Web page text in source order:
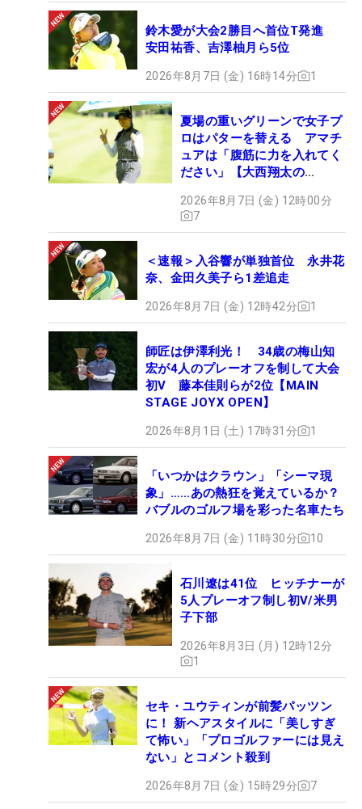
鈴木愛が大会2勝目へ首位T発進
安田祐香、吉澤柚月ら5位
2026年8月7日 (金) 16時14分 1
夏場の重いグリーンで女子プ
ロはパターを替える アマチ
ュアは「腹筋に力を入れてく
ださい」【大西翔太の
2026年8月7日 (金) 12時00分
7
＜速報＞入谷響が単独首位 永井花
奈、金田久美子ら1差追走
2026年8月7日 (金) 12時42分 1
師匠は伊澤利光！ 34歳の梅山知
宏が4人のプレーオフを制して大会
初V 藤本佳則らが2位【MAIN
STAGE JOYX OPEN】
2026年8月1日 (土) 17時31分 1
「いつかはクラウン」「シーマ現
象」……あの熱狂を覚えているか？
バブルのゴルフ場を彩った名車たち
2026年8月7日 (金) 11時30分 10
石川遼は41位 ヒッチナーが
5人プレーオフ制し初V/米男
子下部
2026年8月3日 (月) 12時12分
1
セキ・ユウティンが前髪パッツン
に！ 新ヘアスタイルに「美しすぎ
て怖い」「プロゴルファーには見え
ない」とコメント殺到
2026年8月7日 (金) 15時29分 7